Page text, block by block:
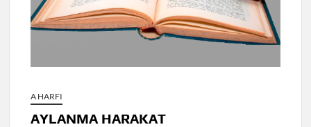
A HARFI
AYLANMA HARAKAT